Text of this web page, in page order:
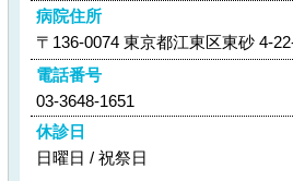
病院住所
〒136-0074 東京都江東区東砂 4-
電話番号
03-3648-1651
休診日
日曜日 / 祝祭日